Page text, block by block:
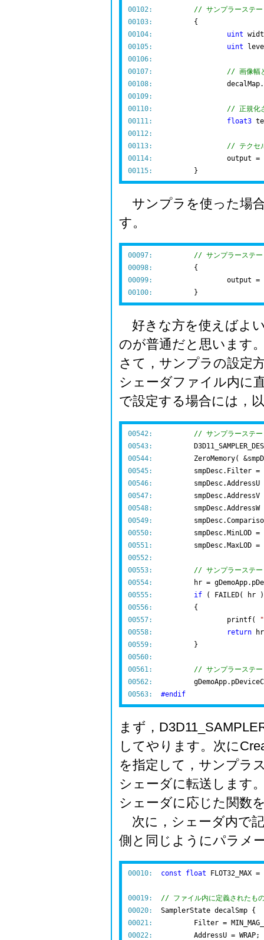
00102:
// サンプラーステー
00103:
00104:
uint
00105:
uint
00106:
00107:
// 画像幅
00108:
00109:
00110:
// 正規化
00111:
float3
00112:
00113:
// テクセ
00114:
00115:
サンプラを使った場
す。
00097:
// サンプラーステー
00098:
00099:
00100:
好きな方を使えばよ
のが普通だと思います
さて，サンプラの設定
シェーダファイル内に
で設定する場合には，
00542:
// サンプラーステー
00543:
00544:
ZeroMemory(
00545:
00546:
00547:
00548:
00549:
00550:
00551:
00552:
00553:
// サンプラーステー
00554:
00555:
if
00556:
00557:
  		printf(
00558:
return
00559:
00560:
00561:
// サンプラーステー
00562:
00563:
#endif
まず，
してやります。次に
を指定して，サンプラ
シェーダに転送します
シェーダに応じた関数
次に，シェーダ内で
側と同じようにパラメ
00010: const float FLOT32_MAX
00019:
// ファイル内に定義されたも
00020:
00021:
00022: